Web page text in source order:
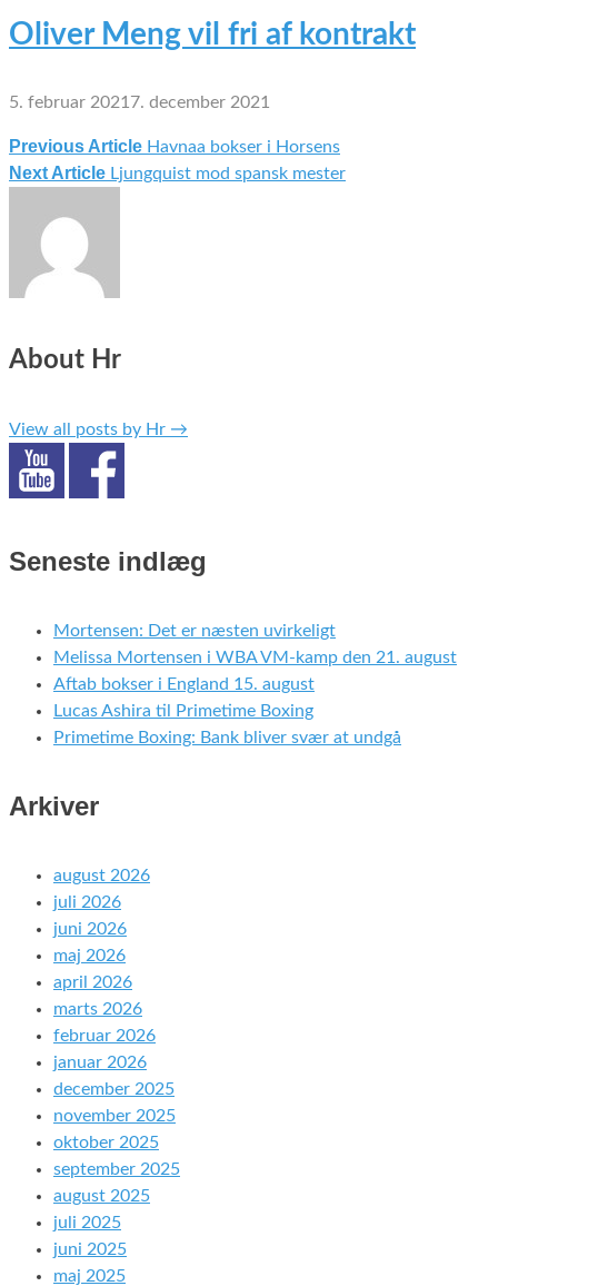
Oliver Meng vil fri af kontrakt
5. februar 2021 7. december 2021
Indlægsnavigation
Previous Article Havnaa bokser i Horsens
Next Article Ljungquist mod spansk mester
About Hr
View all posts by Hr →
Seneste indlæg
Mortensen: Det er næsten uvirkeligt
Melissa Mortensen i WBA VM-kamp den 21. august
Aftab bokser i England 15. august
Lucas Ashira til Primetime Boxing
Primetime Boxing: Bank bliver svær at undgå
Arkiver
august 2026
juli 2026
juni 2026
maj 2026
april 2026
marts 2026
februar 2026
januar 2026
december 2025
november 2025
oktober 2025
september 2025
august 2025
juli 2025
juni 2025
maj 2025